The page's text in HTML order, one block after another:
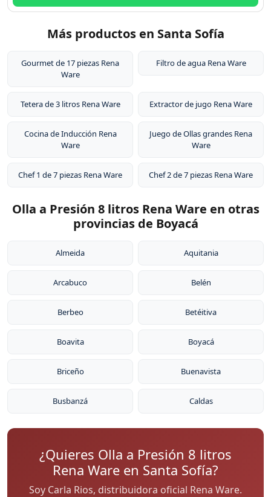
Más productos en Santa Sofía
Gourmet de 17 piezas Rena
Ware
Filtro de agua Rena Ware
Tetera de 3 litros Rena Ware Extractor de jugo Rena Ware
Cocina de Inducción Rena
Ware
Juego de Ollas grandes Rena
Ware
Chef 1 de 7 piezas Rena Ware Chef 2 de 7 piezas Rena Ware
Olla a Presión 8 litros Rena Ware en otras
provincias de Boyacá
Almeida Aquitania
Arcabuco Belén
Berbeo Betéitiva
Boavita Boyacá
Briceño Buenavista
Busbanzá Caldas
¿Quieres Olla a Presión 8 litros
Rena Ware en Santa Sofía?
Soy Carla Rios, distribuidora oficial Rena Ware.